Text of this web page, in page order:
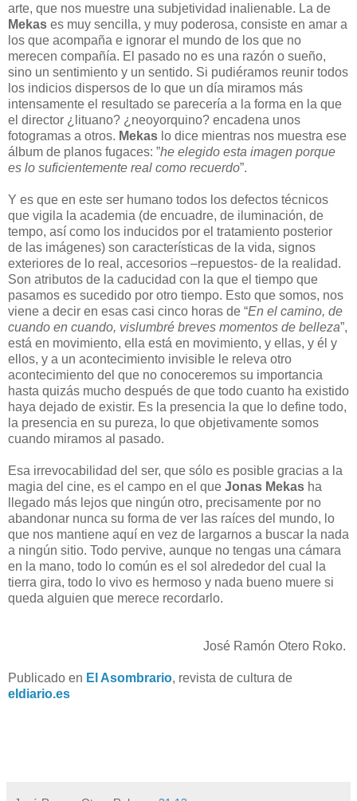
arte, que nos muestre una subjetividad inalienable. La de
Mekas es muy sencilla, y muy poderosa, consiste en amar a
los que acompaña e ignorar el mundo de los que no
merecen compañía. El pasado no es una razón o sueño,
sino un sentimiento y un sentido. Si pudiéramos reunir todos
los indicios dispersos de lo que un día miramos más
intensamente el resultado se parecería a la forma en la que
el director ¿lituano? ¿neoyorquino? encadena unos
fotogramas a otros. Mekas lo dice mientras nos muestra ese
álbum de planos fugaces: ”he elegido esta imagen porque
es lo suficientemente real como recuerdo”.
Y es que en este ser humano todos los defectos técnicos
que vigila la academia (de encuadre, de iluminación, de
tempo, así como los inducidos por el tratamiento posterior
de las imágenes) son características de la vida, signos
exteriores de lo real, accesorios –repuestos- de la realidad.
Son atributos de la caducidad con la que el tiempo que
pasamos es sucedido por otro tiempo. Esto que somos, nos
viene a decir en esas casi cinco horas de “En el camino, de
cuando en cuando, vislumbré breves momentos de belleza”,
está en movimiento, ella está en movimiento, y ellas, y él y
ellos, y a un acontecimiento invisible le releva otro
acontecimiento del que no conoceremos su importancia
hasta quizás mucho después de que todo cuanto ha existido
haya dejado de existir. Es la presencia la que lo define todo,
la presencia en su pureza, lo que objetivamente somos
cuando miramos al pasado.
Esa irrevocabilidad del ser, que sólo es posible gracias a la
magia del cine, es el campo en el que Jonas Mekas ha
llegado más lejos que ningún otro, precisamente por no
abandonar nunca su forma de ver las raíces del mundo, lo
que nos mantiene aquí en vez de largarnos a buscar la nada
a ningún sitio. Todo pervive, aunque no tengas una cámara
en la mano, todo lo común es el sol alrededor del cual la
tierra gira, todo lo vivo es hermoso y nada bueno muere si
queda alguien que merece recordarlo.
José Ramón Otero Roko.
Publicado en El Asombrario, revista de cultura de
eldiario.es